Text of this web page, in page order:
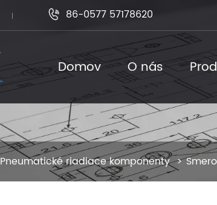
 86-0577 57178620
Domov O nás
Pneumatické riadiace komponenty